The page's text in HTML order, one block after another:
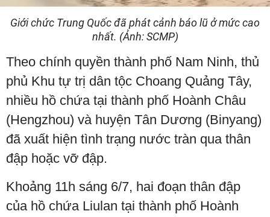
Giới chức Trung Quốc đã phát cảnh báo lũ ở mức cao
nhất. (Ảnh: SCMP)
Theo chính quyền thành phố Nam Ninh, thủ
phủ Khu tự trị dân tộc Choang Quảng Tây,
nhiều hồ chứa tại thành phố Hoành Châu
(Hengzhou) và huyện Tân Dương (Binyang)
đã xuất hiện tình trạng nước tràn qua thân
đập hoặc vỡ đập.
Khoảng 11h sáng 6/7, hai đoạn thân đập
của hồ chứa Liulan tại thành phố Hoành